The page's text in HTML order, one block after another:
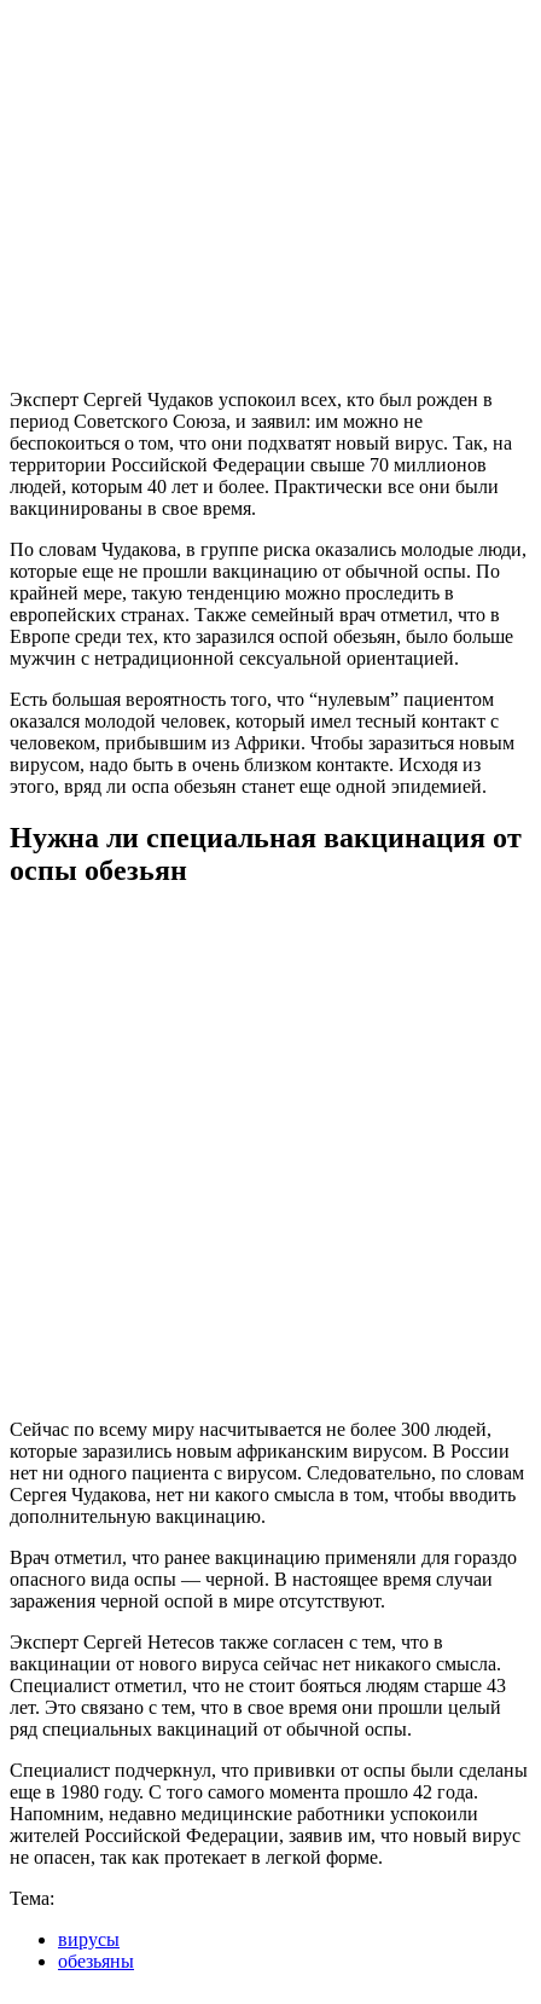
Эксперт Сергей Чудаков успокоил всех, кто был рожден в
период Советского Союза, и заявил: им можно не
беспокоиться о том, что они подхватят новый вирус. Так, на
территории Российской Федерации свыше 70 миллионов
людей, которым 40 лет и более. Практически все они были
вакцинированы в свое время.
По словам Чудакова, в группе риска оказались молодые люди,
которые еще не прошли вакцинацию от обычной оспы. По
крайней мере, такую тенденцию можно проследить в
европейских странах. Также семейный врач отметил, что в
Европе среди тех, кто заразился оспой обезьян, было больше
мужчин с нетрадиционной сексуальной ориентацией.
Есть большая вероятность того, что “нулевым” пациентом
оказался молодой человек, который имел тесный контакт с
человеком, прибывшим из Африки. Чтобы заразиться новым
вирусом, надо быть в очень близком контакте. Исходя из
этого, вряд ли оспа обезьян станет еще одной эпидемией.
Нужна ли специальная вакцинация от
оспы обезьян
Сейчас по всему миру насчитывается не более 300 людей,
которые заразились новым африканским вирусом. В России
нет ни одного пациента с вирусом. Следовательно, по словам
Сергея Чудакова, нет ни какого смысла в том, чтобы вводить
дополнительную вакцинацию.
Врач отметил, что ранее вакцинацию применяли для гораздо
опасного вида оспы — черной. В настоящее время случаи
заражения черной оспой в мире отсутствуют.
Эксперт Сергей Нетесов также согласен с тем, что в
вакцинации от нового вируса сейчас нет никакого смысла.
Специалист отметил, что не стоит бояться людям старше 43
лет. Это связано с тем, что в свое время они прошли целый
ряд специальных вакцинаций от обычной оспы.
Специалист подчеркнул, что прививки от оспы были сделаны
еще в 1980 году. С того самого момента прошло 42 года.
Напомним, недавно медицинские работники успокоили
жителей Российской Федерации, заявив им, что новый вирус
не опасен, так как протекает в легкой форме.
Тема:
вирусы
обезьяны